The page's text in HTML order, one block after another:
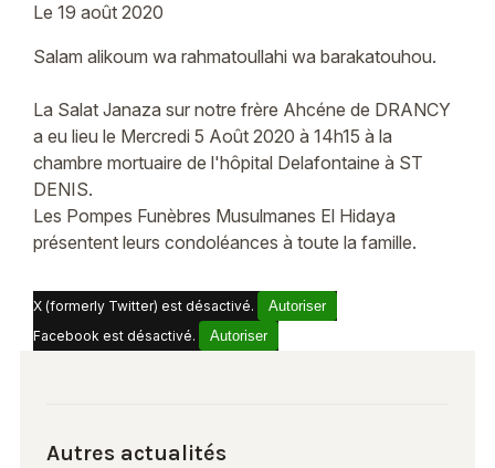
Le 19 août 2020
Salam alikoum wa rahmatoullahi wa barakatouhou.
La Salat Janaza sur notre frère Ahcéne de DRANCY
a eu lieu le Mercredi 5 Août 2020 à 14h15 à la
chambre mortuaire de l'hôpital Delafontaine à ST
DENIS.
Les Pompes Funèbres Musulmanes El Hidaya
présentent leurs condoléances à toute la famille.
X (formerly Twitter) est désactivé.
Autoriser
Facebook est désactivé.
Autoriser
Autres actualités